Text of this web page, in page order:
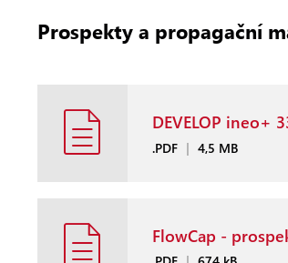
Prospekty a propagační
DEVELOP ineo+
.PDF | 4,5 MB
FlowCap -